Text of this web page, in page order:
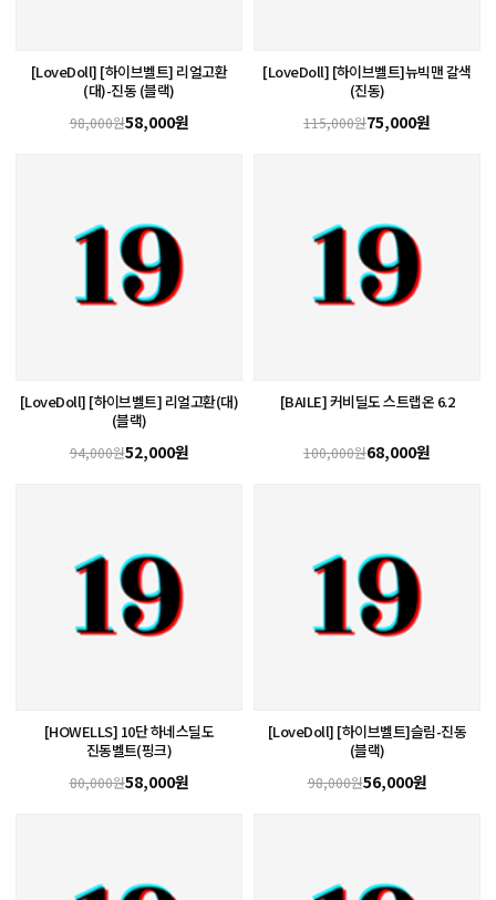
[LoveDoll] [하이브벨트] 리얼고환
(대)-진동 (블랙)
98,000원58,000원
[LoveDoll] [하이브벨트]뉴빅맨 갈색
(진동)
115,000원75,000원
[LoveDoll] [하이브벨트] 리얼고환(대)
(블랙)
94,000원52,000원
[BAILE] 커비딜도 스트랩온 6.2
100,000원68,000원
[HOWELLS] 10단 하네스딜도
진동벨트(핑크)
80,000원58,000원
[LoveDoll] [하이브벨트]슬림-진동
(블랙)
98,000원56,000원